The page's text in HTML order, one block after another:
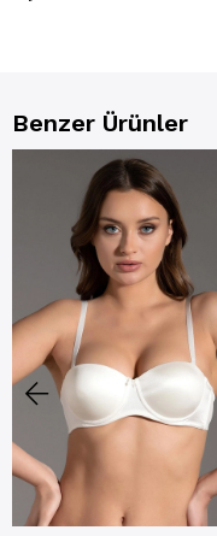
Benzer Ürünler